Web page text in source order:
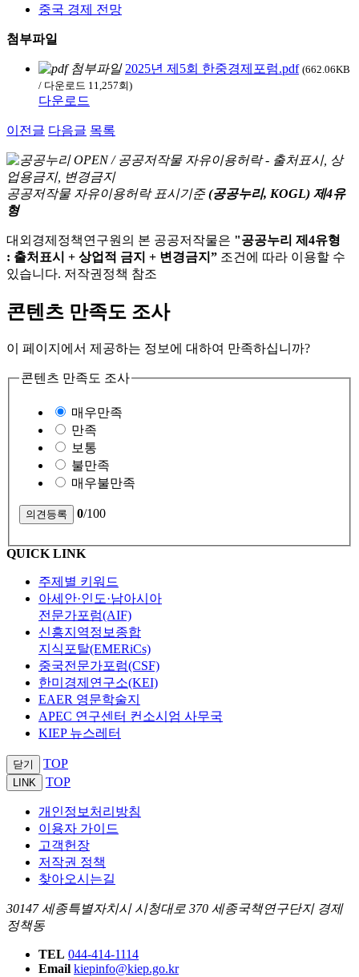
중국 경제 전망
첨부파일
2025년 제5회 한중경제포럼.pdf (662.06KB
/ 다운로드 11,257회)
다운로드
이전글 다음글 목록
공공저작물 자유이용허락 표시기준 (공공누리, KOGL) 제4유
형
대외경제정책연구원의 본 공공저작물은 "공공누리 제4유형
: 출처표시 + 상업적 금지 + 변경금지” 조건에 따라 이용할 수
있습니다. 저작권정책 참조
콘텐츠 만족도 조사
이 페이지에서 제공하는 정보에 대하여 만족하십니까?
콘텐츠 만족도 조사
매우만족
만족
보통
불만족
매우불만족
0/100
QUICK LINK
주제별 키워드
아세안·인도·남아시아
전문가포럼(AIF)
신흥지역정보종합
지식포탈(EMERiCs)
중국전문가포럼(CSF)
한미경제연구소(KEI)
EAER 영문학술지
APEC 연구센터 컨소시엄 사무국
KIEP 뉴스레터
닫기 TOP
LINK TOP
개인정보처리방침
이용자 가이드
고객헌장
저작권 정책
찾아오시는길
30147 세종특별자치시 시청대로 370 세종국책연구단지 경제
정책동
TEL 044-414-1114
Email kiepinfo@kiep.go.kr